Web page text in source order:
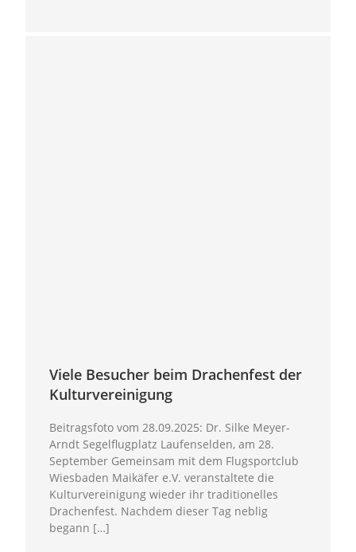
Viele Besucher beim Drachenfest der
Kulturvereinigung
Beitragsfoto vom 28.09.2025: Dr. Silke Meyer-
Arndt Segelflugplatz Laufenselden, am 28.
September Gemeinsam mit dem Flugsportclub
Wiesbaden Maikäfer e.V. veranstaltete die
Kulturvereinigung wieder ihr traditionelles
Drachenfest. Nachdem dieser Tag neblig
begann […]